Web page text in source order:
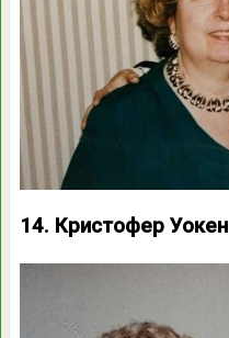
14. Кристофер Уокен